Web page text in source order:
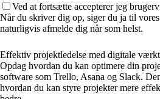
Ved at fortsætte accepterer jeg
Når du skriver dig op, siger du ja til
naturligvis afmelde dig når som helst.
Effektiv projektledelse med digitale
Opdag hvordan du kan optimere din
software som Trello, Asana og Slack.
hvordan du kan styre projekter mere